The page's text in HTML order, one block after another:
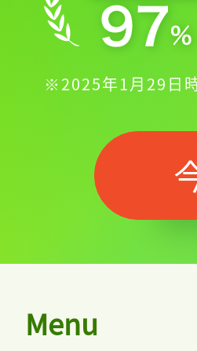
※2025年1月29日時
Menu